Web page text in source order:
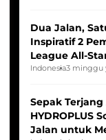
Dua Jalan,
Inspiratif 2
League All-
Seleksi
Indonesia3 minggu
Sepak
HYDROPLUS
Jalan untuk